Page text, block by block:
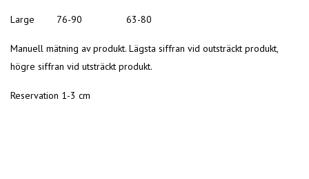
Large 76-90 63-80
Manuell mätning av produkt. Lägsta siffran vid outsträckt produkt,
högre siffran vid utsträckt produkt.
Reservation 1-3 cm